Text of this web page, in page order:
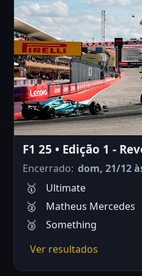
F1 25 • Edição 1 -
Encerrado: dom, 21/12
Ultimate
Matheus Mercedes
Something
Ver resultados